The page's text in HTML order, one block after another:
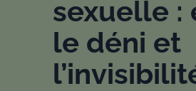
sexuelle :
le déni et